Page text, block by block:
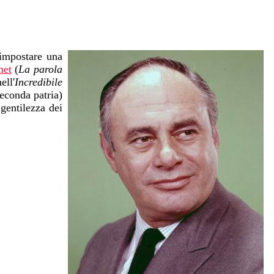
una
(La parola
Incredibile
patria)
dei